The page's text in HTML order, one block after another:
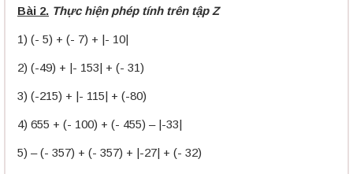
Bài 2. Thực hiện phép tính trên tập Z
1) (- 5) + (- 7) + |- 10|
2) (-49) + |- 153| + (- 31)
3) (-215) + |- 115| + (-80)
4) 655 + (- 100) + (- 455) – |-33|
5) – (- 357) + (- 357) + |-27| + (- 32)